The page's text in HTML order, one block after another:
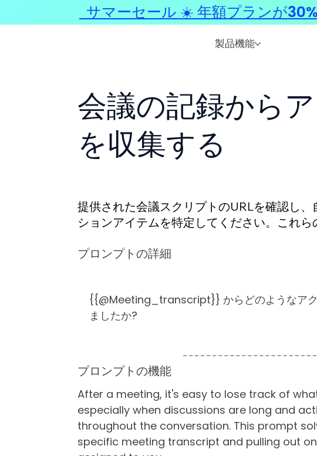
製品機能
会議の記録から
を収集する
提供された会議スクリプトのURLを確認し
ションアイテムを特定してください。これ
プロンプトの詳細
{{@Meeting_transcript}} からどのようなアク
ましたか?
プロンプトの機能
After a meeting, it's easy to lose track of
especially when discussions are long and
throughout the conversation. This prompt
specific meeting transcript and pulling out
サマーセール ☀️ 年額プランが